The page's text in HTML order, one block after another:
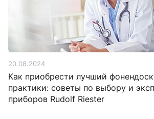
20.08.2024
Как приобрести лучший
практики: советы по выбору и
приборов Rudolf Riester